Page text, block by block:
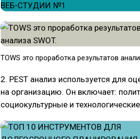
TOWS это проработка результатов
2. PEST анализ используется для
на организацию. Он включает:
социокультурные и